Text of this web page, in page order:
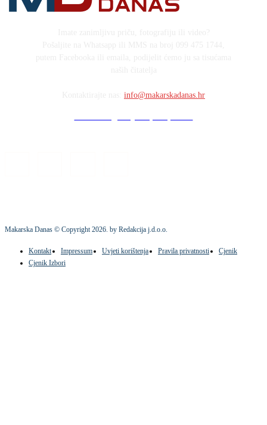
info@makarskadanas.hr
Makarska Danas © Copyright2026. by Redakcija j.d.o.o.
Kontakt Impressum Uvjeti korištenja Pravila privatnosti
Cjenik
Cjenik Izbori